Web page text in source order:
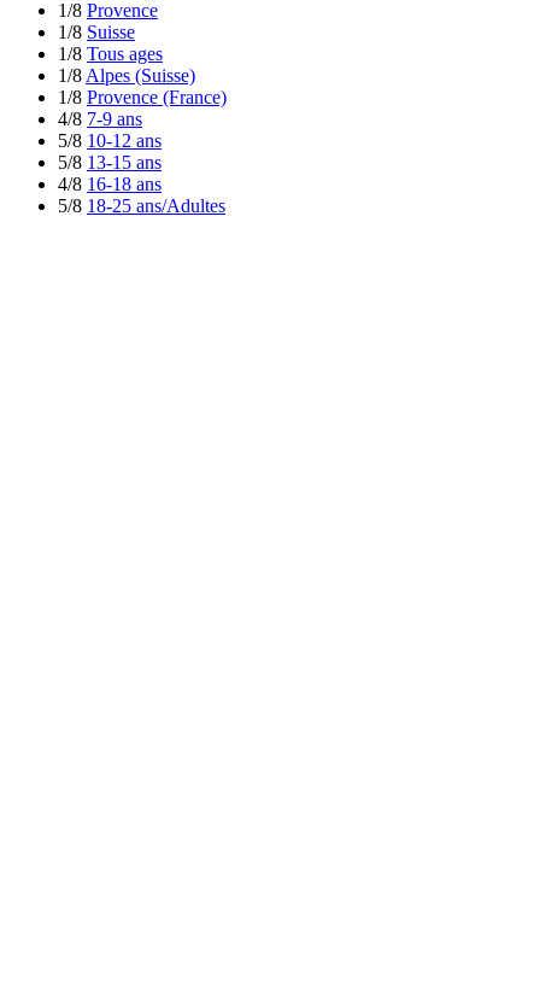
1/8 Provence
1/8 Suisse
1/8 Tous ages
1/8Alpes (Suisse)
1/8 Provence (France)
4/8 7-9 ans
5/8 10-12 ans
5/8 13-15 ans
4/8 16-18 ans
5/8 18-25 ans/Adultes